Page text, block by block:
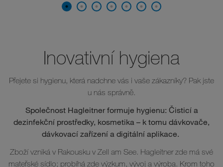
Inovativní hygiena
Přejete si hygienu, která nadchne vás i vaše zákazníky? Pak jste
u nás správně.
Společnost Hagleitner formuje hygienu: Čisticí a
dezinfekční prostředky, kosmetika – k tomu dávkovače,
dávkovací zařízení a digitální aplikace.
Zboží vzniká v Rakousku v Zell am See. Hagleitner zde má své
mateřské sídlo; probíhá zde výzkum, vývoj a výroba. Krom toho